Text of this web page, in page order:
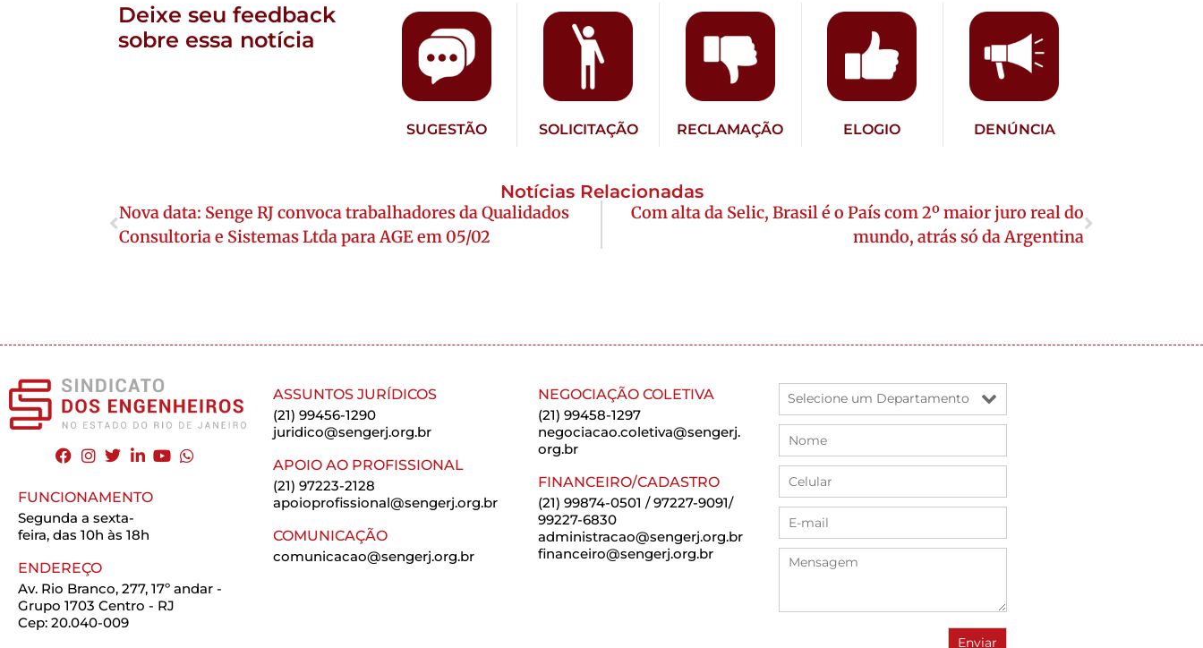
Deixe seu feedback
sobre essa notícia
SUGESTÃO SOLICITAÇÃO RECLAMAÇÃO ELOGIO DENÚNCIA
Notícias Relacionadas
Nova data: Senge RJ convoca trabalhadores da Qualidados
Consultoria e Sistemas Ltda para AGE em 05/02
Com alta da Selic, Brasil é o País com 2º maior juro real do
mundo, atrás só da Argentina
FUNCIONAMENTO
Segunda a sexta-
feira, das 10h às 18h
ENDEREÇO
Av. Rio Branco, 277, 17º andar -
Grupo 1703 Centro - RJ
Cep: 20.040-009
ASSUNTOS JURÍDICOS
(21) 99456-1290
juridico@sengerj.org.br
APOIO AO PROFISSIONAL
(21) 97223-2128
apoioprofissional@sengerj.org.br
COMUNICAÇÃO
comunicacao@sengerj.org.br
NEGOCIAÇÃO COLETIVA
(21) 99458-1297
negociacao.coletiva@sengerj.
org.br
FINANCEIRO/CADASTRO
(21) 99874-0501 / 97227-9091/
99227-6830
administracao@sengerj.org.br
financeiro@sengerj.org.br